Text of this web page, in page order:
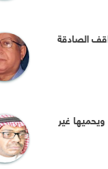
الصادقة
غير